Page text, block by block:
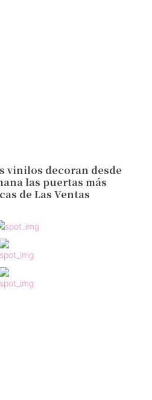
vinilos decoran desde
las puertas más
de Las Ventas